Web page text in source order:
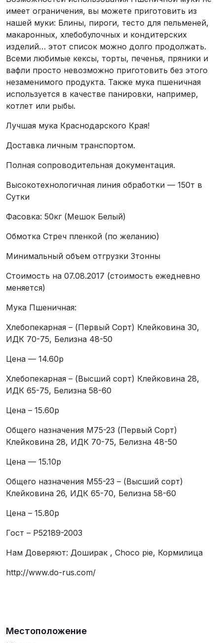
имеет ограничения, вы можете приготовить из
нашей муки: Блины, пироги, тесто для пельменей,
макаронных, хлебобулочных и кондитерских
изделий… этот список можно долго продолжать.
Всеми любимые кексы, торты, печенья, пряники и
вафли просто невозможно приготовить без этого
незаменимого продукта. Также мука пшеничная
используется в качестве панировки, например,
котлет или рыбы.
Лучшая мука Краснодарского Края!
Доставка личным транспортом.
Полная сопроводительная документация.
Высокотехнологичная линия обработки — 150т в
Сутки
Фасовка: 50кг (Мешок Белый)
Обмотка Стреч пленкой (по желанию)
Минимальный объем отгрузки 3тонны
Стоимость на 07.08.2017 (стоимость ежедневно
меняется)
Мука Пшеничная:
Хлебопекарная – (Первый Cорт) Клейковина 30,
ИДК 70-75, Белизна 48-50
Цена — 14.60р
Хлебопекарная – (Высший сорт) Клейковина 28,
ИДК 65-75, Белизна 58-60
Цена – 15.60р
Общего назначения М75-23 (Первый Cорт)
Клейковина 28, ИДК 70-75, Белизна 48-50
Цена — 15.10р
Общего назначения М55-23 – (Высший сорт)
Клейковина 26, ИДК 65-70, Белизна 58-60
Цена – 15.80р
Гост – P52189-2003
Нам Доверяют: Доширак , Choco pie, Кормилица
http://www.do-rus.com/
Местоположение